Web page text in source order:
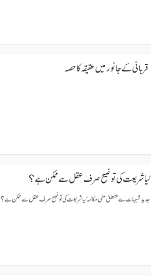
قربانی کےجانورمیں عقیقہ کا حصہ
کیا شریعت کی توضیح صرف عقل سے ممکن ہے؟
جدید شبہات سے متعلق علمی مکالمہ کیا شریعت کی توضیح صرف عقل سے ممکن ہے؟